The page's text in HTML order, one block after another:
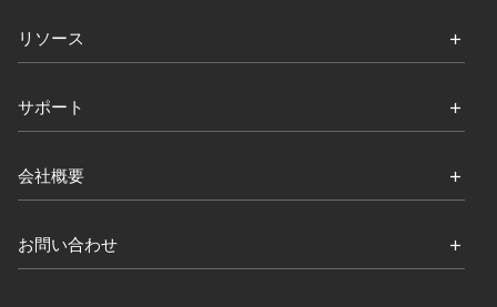
リソース
サポート
会社概要
お問い合わせ